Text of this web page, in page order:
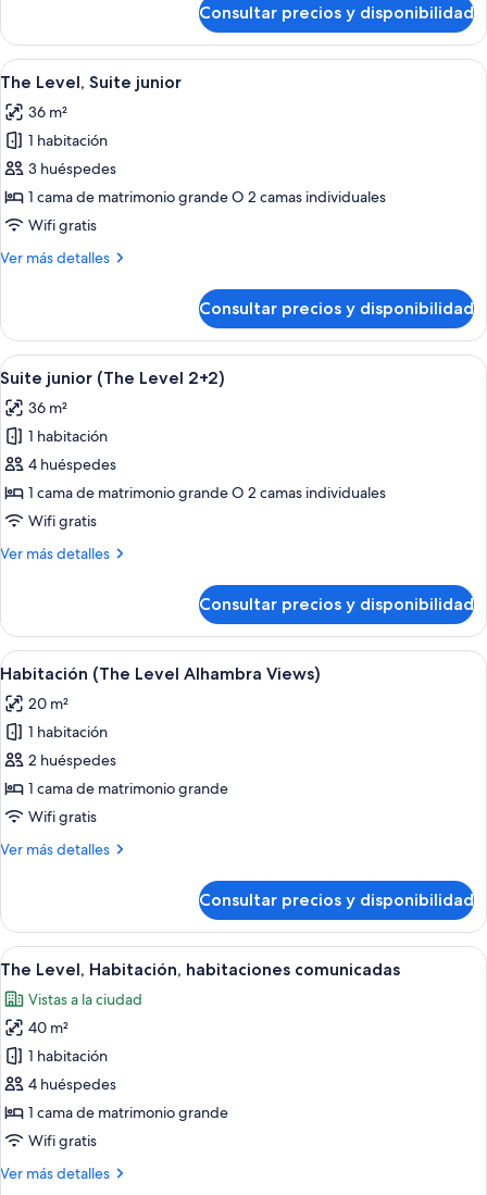
Room
(4+1)
Consultar precios y disponibilidad
Abrir
todas
las
fotos
de
The
Level,
junior
Una cama grande con ropa blanca,
13
The Level, Suite junior
36 m²
1 habitación
3 huéspedes
1 cama de matrimonio grande O 2 camas individuales
Wifi gratis
Ver más detalles
Más
Level,
Suite
junior
Consultar precios y disponibilidad
Abrir
todas
las
fotos
de
Suite
junior
Level
Una cama grande con ropa blanca,
12
Suite junior (The Level 2+2)
36 m²
1 habitación
4 huéspedes
1 cama de matrimonio grande O 2 camas individuales
Wifi gratis
Ver más detalles
Más
junior
(The
Level
Consultar precios y disponibilidad
Abrir
todas
las
fotos
de
Habitación
(The
Alhambra
Habitación de hotel con una cama
6
Habitación (The Level Alhambra Views)
20 m²
1 habitación
2 huéspedes
1 cama de matrimonio grande
Wifi gratis
Ver más detalles
Más
(The
Level
Alhambra
Consultar precios y disponibilidad
Abrir
todas
las
fotos
de
The
Level,
Habitación,
habitaciones
comunicadas
Habitación de hotel con una cama
6
The Level, Habitación, habitaciones comunicadas
Vistas a la ciudad
40 m²
1 habitación
4 huéspedes
1 cama de matrimonio grande
Wifi gratis
Ver más detalles
Más